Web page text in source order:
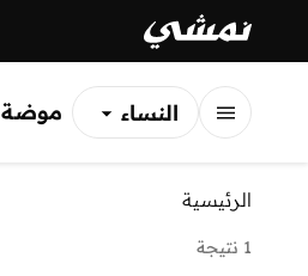
النساء
موضة
الرئيسية
1 نتيجة